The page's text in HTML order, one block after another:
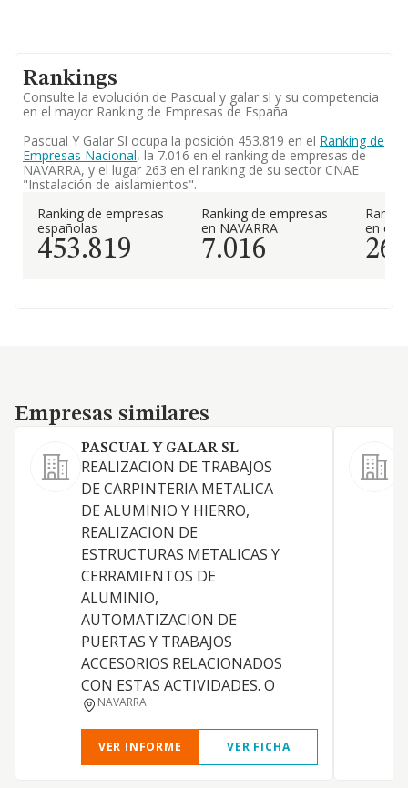
Rankings
Consulte la evolución de Pascual y galar sl y su competencia
en el mayor Ranking de Empresas de España
Pascual Y Galar Sl ocupa la posición 453.819 en el Ranking de
Empresas Nacional, la 7.016 en el ranking de empresas de
NAVARRA, y el lugar 263 en el ranking de su sector CNAE
"Instalación de aislamientos".
Ranking de empresas
españolas
453.819
Ranking de empresas
en NAVARRA
7.016
en el
263
Empresas similares
Empresas similares
PASCUAL Y GALAR SL
REALIZACION DE TRABAJOS
DE CARPINTERIA METALICA
DE ALUMINIO Y HIERRO,
REALIZACION DE
ESTRUCTURAS METALICAS Y
CERRAMIENTOS DE
ALUMINIO,
AUTOMATIZACION DE
PUERTAS Y TRABAJOS
ACCESORIOS RELACIONADOS
CON ESTAS ACTIVIDADES. O
NAVARRA
VER INFORME VER FICHA